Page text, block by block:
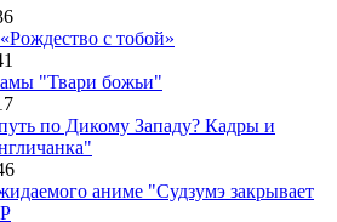
с тобой»
"Твари божьи"
по Дикому Западу? Кадры и
аниме "Судзумэ закрывает